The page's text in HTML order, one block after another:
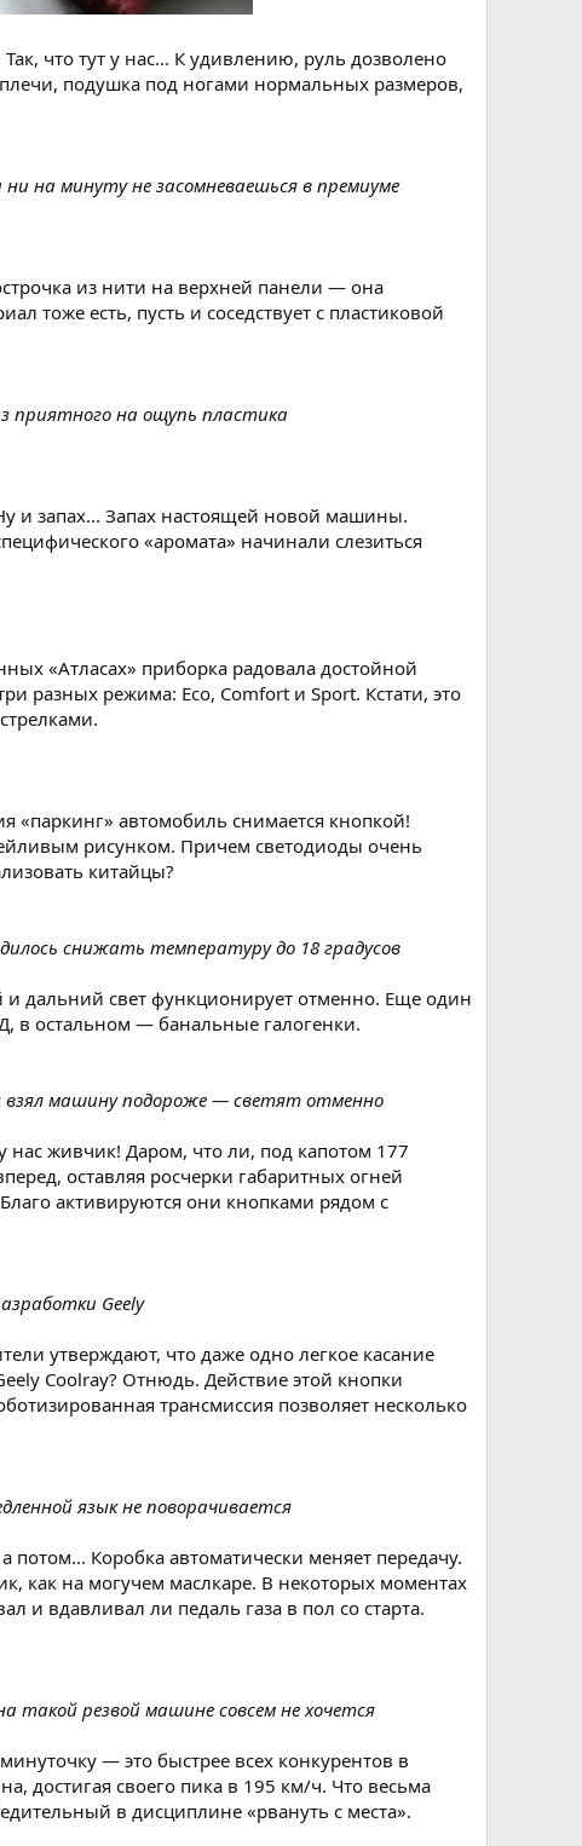
что тут у нас... К удивлению, руль дозволено
подушка под ногами нормальных размеров,
на минуту не засомневаешься в премиуме
из нити на верхней панели — она
тоже есть, пусть и соседствует с пластиковой
приятного на ощупь пластика
и запах... Запах настоящей новой машины.
«аромата» начинали слезиться
«Атласах» приборка радовала достойной
разных режима: Eco, Comfort и Sport. Кстати, это
«паркинг» автомобиль снимается кнопкой!
рисунком. Причем светодиоды очень
китайцы?
снижать температуру до 18 градусов
и дальний свет функционирует отменно. Еще один
в остальном — банальные галогенки.
взял машину подороже — светят отменно
живчик! Даром, что ли, под капотом 177
оставляя росчерки габаритных огней
активируются они кнопками рядом с
Geely
утверждают, что даже одно легкое касание
Coolray? Отнюдь. Действие этой кнопки
трансмиссия позволяет несколько
язык не поворачивается
Коробка автоматически меняет передачу.
как на могучем маслкаре. В некоторых моментах
и вдавливал ли педаль газа в пол со старта.
такой резвой машине совсем не хочется
— это быстрее всех конкурентов в
достигая своего пика в 195 км/ч. Что весьма
в дисциплине «рвануть с места».